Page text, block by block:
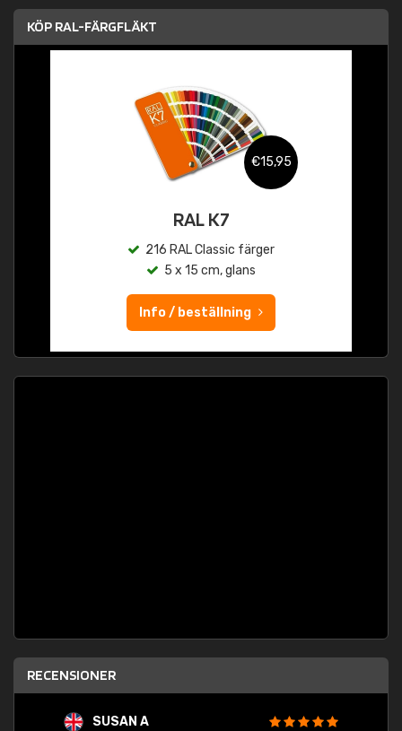
KÖP RAL-FÄRGFLÄKT
€15,95
RAL K7
216 RAL Classic färger
5 x 15 cm, glans
Info / beställning
RECENSIONER
SUSAN A